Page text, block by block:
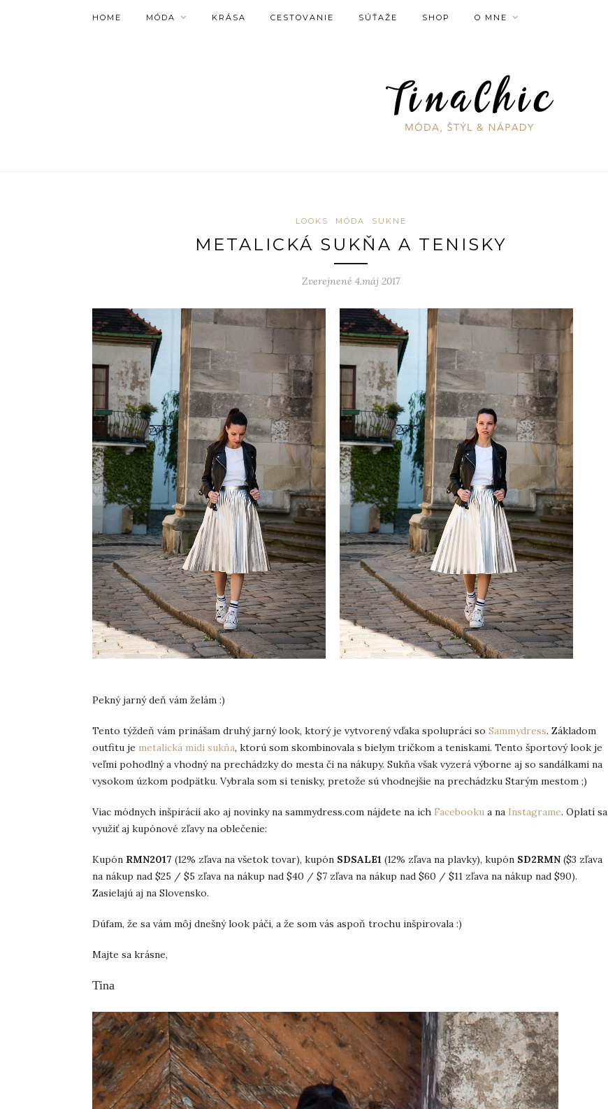
HOME MÓDA KRÁSA CESTOVANIE SÚŤAŽE SHOP O MNE
LOOKS MÓDA SUKNE
METALICKÁ SUKŇA A TENISKY
Zverejnené 4.máj 2017
Pekný jarný deň vám želám :)
Tento týždeň vám prinášam druhý jarný look, ktorý je vytvorený vďaka spolupráci so Sammydress. Základom
outfitu je metalická midi sukňa, ktorú som skombinovala s bielym tričkom a teniskami. Tento športový look je
veľmi pohodlný a vhodný na prechádzky do mesta či na nákupy. Sukňa však vyzerá výborne aj so sandálkami na
vysokom úzkom podpätku. Vybrala som si tenisky, pretože sú vhodnejšie na prechádzku Starým mestom ;)
Viac módnych inšpirácií ako aj novinky na sammydress.com nájdete na ich Facebooku a na Instagrame. Oplatí sa
využiť aj kupónové zľavy na oblečenie:
Kupón RMN2017 (12% zľava na všetok tovar), kupón SDSALE1 (12% zľava na plavky), kupón SD2RMN ($3 zľava
na nákup nad $25 / $5 zľava na nákup nad $40 / $7 zľava na nákup nad $60 / $11 zľava na nákup nad $90).
Zasielajú aj na Slovensko.
Dúfam, že sa vám môj dnešný look páči, a že som vás aspoň trochu inšpirovala :)
Majte sa krásne,
Tina